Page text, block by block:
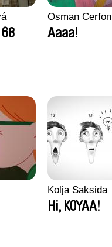
Osman Cerfon
Aaaa!
Kolja Saksida
Hi, KOYAA!